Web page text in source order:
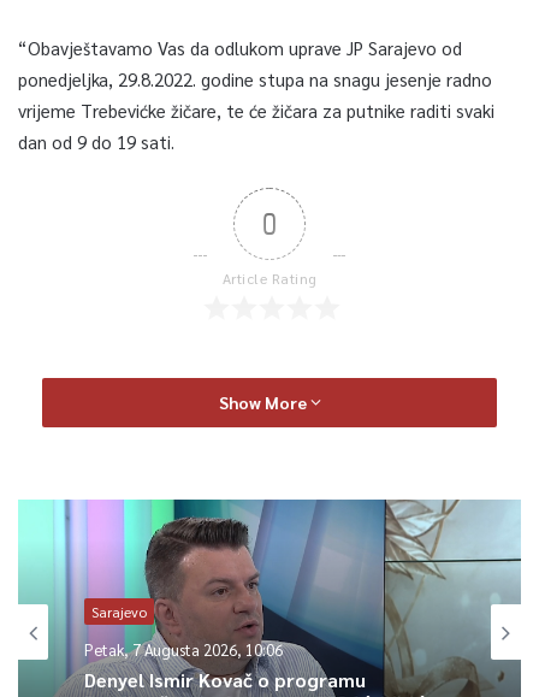
“Obavještavamo Vas da odlukom uprave JP Sarajevo od
ponedjeljka, 29.8.2022. godine stupa na snagu jesenje radno
vrijeme Trebevićke žičare, te će žičara za putnike raditi svaki
dan od 9 do 19 sati.
0
Article Rating
Show More
Sarajevo
Petak, 7 Augusta 2026, 10:06
Denyel Ismir Kovač o programu